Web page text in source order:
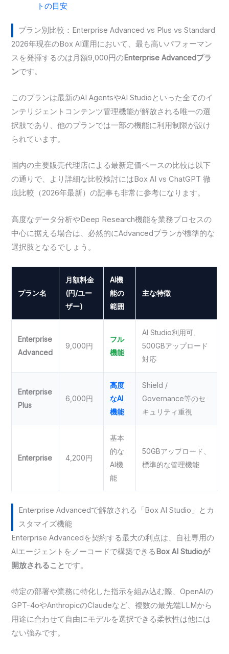
トの目安
プラン別比較：Enterprise Advanced vs Plus vs Standard
2026年現在のBox AI運用において、最も高いパフォーマン
スを発揮するのは月額9,000円のEnterprise Advancedプラ
ンです。
このプランは最新のAI AgentsやAI Studioといった全てのイ
ンテリジェントコンテンツ管理機能が解放される唯一の選
択肢であり、他のプランでは一部の機能に利用制限が設け
られています。
国内の主要販売代理店による最新定価ベースの比較は以下
の通りで、より詳細な比較検討にはBox AI vs ChatGPT 徹
底比較（2026年最新）の記事も非常に参考になります。
高度なデータ分析やDeep Research機能を業務プロセスの
中心に据える場合は、必然的にAdvancedプランが標準的な
選択肢となるでしょう。
プラン名
月額料金
(円/ユー
ザー)
AI機
能の
範囲
主な特徴
Enterprise
Advanced
9,000円
フル
機能
AI Studio利用可、
500GBアップロード
対応
Enterprise
Plus
6,000円
高度
なAI
機能
Shield /
Governance等のセ
キュリティ重視
Enterprise 4,200円
基本
的な
AI機
能
50GBアップロード、
標準的な管理機能
Enterprise Advancedで解放される「Box AI Studio」とカ
スタマイズ機能
Enterprise Advancedを契約する最大の利点は、自社専用の
AIエージェントをノーコードで構築できる Box AI Studioが
開放されることです。
特定の部署や業務に特化した指示を組み込む際、OpenAIの
GPT-4oやAnthropicのClaudeなど、複数の最先端LLMから
用途に合わせて自由にモデルを選択できる柔軟性は他には
ない強みです。